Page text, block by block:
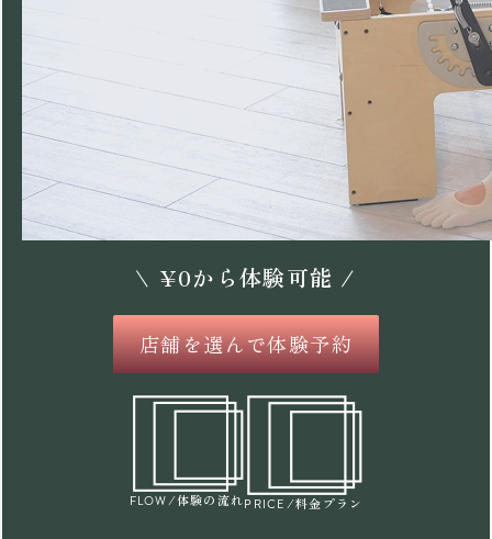
\ ¥0から体験可能 /
店舗を選んで体験予約
FLOW /体験の流れPRICE /料金プラン